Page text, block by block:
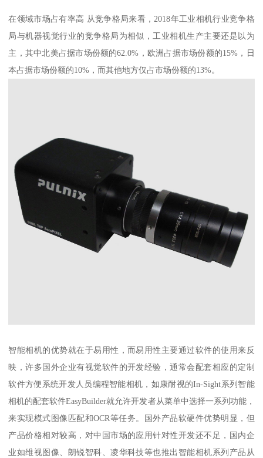
在领域市场占有率高 从竞争格局来看，2018年工业相机行业竞争格
局与机器视觉行业的竞争格局为相似，工业相机生产主要还是以为
主，其中北美占据市场份额的62.0%，欧洲占据市场份额的15%，日
本占据市场份额的10%，而其他地方仅占市场份额的13%。
智能相机的优势就在于易用性，而易用性主要通过软件的使用来反
映，许多国外企业有视觉软件的开发经验，通常会配套相应的定制
软件方便系统开发人员编程智能相机，如康耐视的In-Sight系列智能
相机的配套软件EasyBuilder就允许开发者从菜单中选择一系列功能，
来实现模式图像匹配和OCR等任务。国外产品软硬件优势明显，但
产品价格相对较高，对中国市场的应用针对性开发还不足，国内企
业如维视图像、朗锐智科、凌华科技等也推出智能相机系列产品从